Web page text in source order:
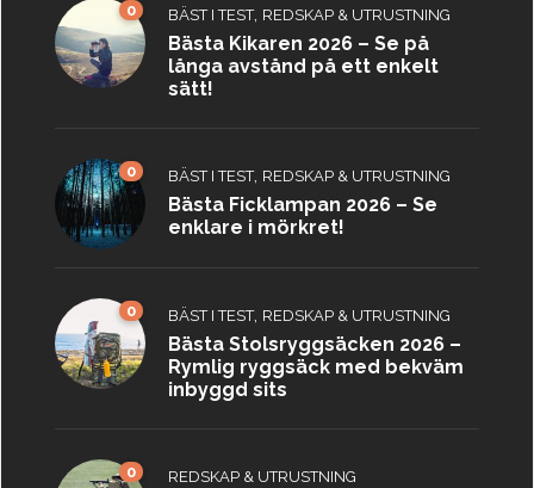
0 BÄST I TEST, REDSKAP & UTRUSTNING
Bästa Kikaren 2026 – Se på
långa avstånd på ett enkelt
sätt!
0 BÄST I TEST, REDSKAP & UTRUSTNING
Bästa Ficklampan 2026 – Se
enklare i mörkret!
0 BÄST I TEST, REDSKAP & UTRUSTNING
Bästa Stolsryggsäcken 2026 –
Rymlig ryggsäck med bekväm
inbyggd sits
0 REDSKAP & UTRUSTNING